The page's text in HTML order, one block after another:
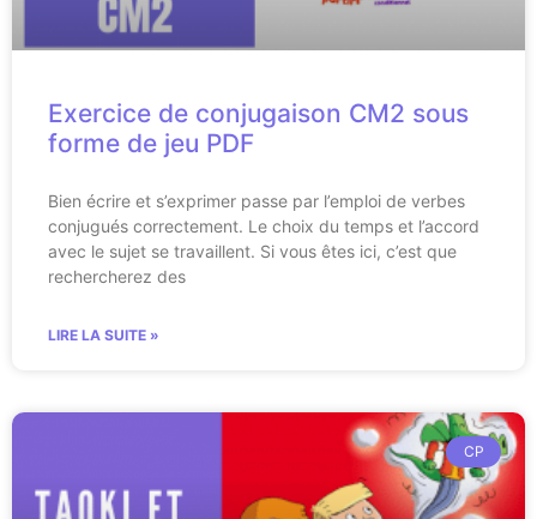
Exercice de conjugaison CM2 sous
forme de jeu PDF
Bien écrire et s’exprimer passe par l’emploi de verbes
conjugués correctement. Le choix du temps et l’accord
avec le sujet se travaillent. Si vous êtes ici, c’est que
rechercherez des
LIRE LA SUITE »
CP